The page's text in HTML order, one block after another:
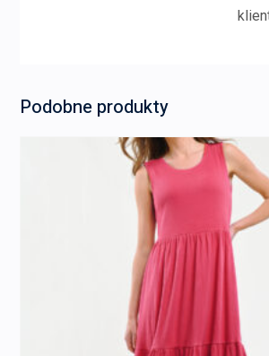
Podobne produkty